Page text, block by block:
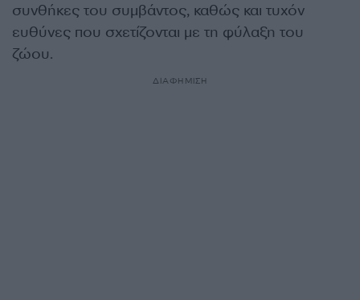
συνθήκες του συμβάντος, καθώς και τυχόν
ευθύνες που σχετίζονται με τη φύλαξη του
ζώου.
ΔΙΑΦΗΜΙΣΗ